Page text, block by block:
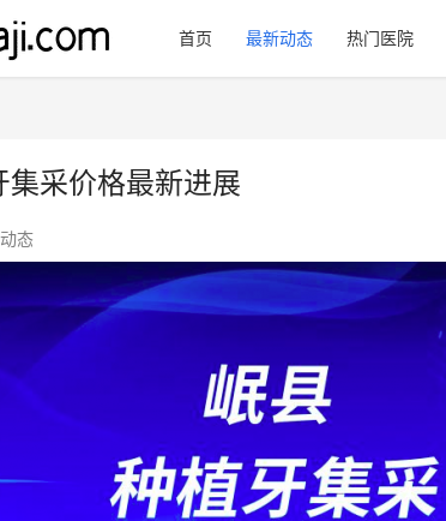
首页 最新动态 热门医院
采价格最新进展
态